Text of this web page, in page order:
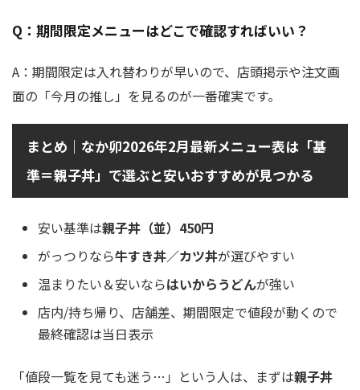
Q：期間限定メニューはどこで確認すればいい？
A：期間限定は入れ替わりが早いので、店頭掲示や注文画
面の「今月の推し」を見るのが一番確実です。
まとめ｜なか卯2026年2月最新メニュー表は「基
準＝親子丼」で選ぶと安いおすすめが見つかる
安い基準は親子丼（並）450円
がっつりなら牛すき丼／カツ丼が選びやすい
温まりたい＆安いならはいからうどんが強い
店内/持ち帰り、店舗差、期間限定で値段が動くので
最終確認は当日表示
「値段一覧を見ても迷う…」という人は、まずは親子丼